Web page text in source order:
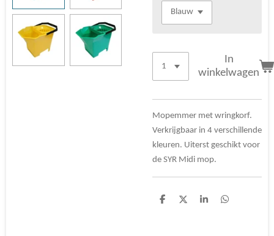
In
winkelwagen
Mopemmer met wringkorf.
Verkrijgbaar in 4 verschillende
kleuren. Uiterst geschikt voor
de SYR Midi mop.
D
D
S
D